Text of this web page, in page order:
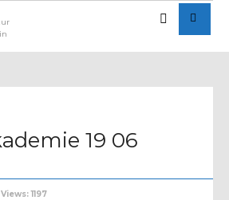
19 06
Views: 1197